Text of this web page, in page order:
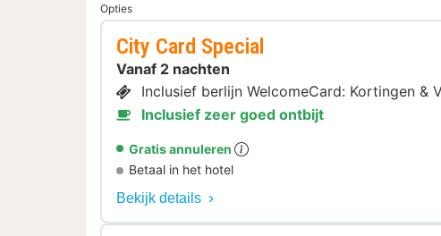
Opties
City Card Special
Vanaf 2 nachten
Inclusief berlijn WelcomeCard: Kortingen &
Inclusief zeer goed ontbijt
Gratis annuleren
Betaal in het hotel
Bekijk details